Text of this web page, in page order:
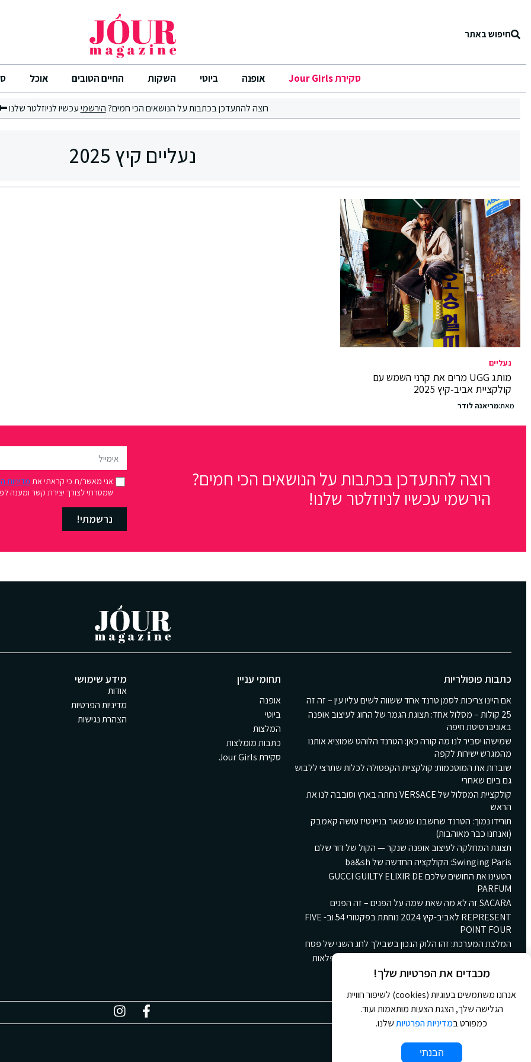
חיפוש באתר
סקירת Jour Girls אופנה ביוטי השקות החיים הטובים אוכל
רוצה להתעדכן בכתבות על הנושאים הכי חמים?הירשמיעכשיו לניוזלטר שלנו
נעליים קיץ 2025
נעליים
מותג UGG מרים את קרני השמש עם
קולקציית אביב-קיץ 2025
מאת:מריאנה לודר
רוצה להתעדכן בכתבות על הנושאים הכי חמים?
הירשמי עכשיו לניוזלטר שלנו!
אני מאשר/ת כי קראתי את מדיניות
שמסרתי לצורך יצירת קשר ומענה
נרשמתי!
כתבות פופולריות
אם היינו צריכות לסמן טרנד אחד ששווה לשים עליו עין – זה זה
25 קולות – מסלול אחד: תצוגת הגמר של החוג לעיצוב אופנה
באוניברסיטת חיפה
שמישהו יסביר לנו מה קורה כאן: הטרנד הלוהט שמוציא אותנו
מהמגרש ישירות לקפה
שוברות את המוסכמות: קולקציית הקפסולה לכלות שתרצי ללבוש
גם ביום שאחרי
קולקציית המסלול של VERSACE נחתה בארץ וסובבה לנו את
הראש
תורידו נמוך: הטרנד שחשבנו שנשאר בניינטיז עושה קאמבק
(ואנחנו כבר מאוהבות)
תצוגת המחלקה לעיצוב אופנה שנקר — הקול של דור שלם
Swinging Paris: הקולקציה החדשה של ba&sh
הטעינו את החושים שלכם GUCCI GUILTY ELIXIR DE
PARFUM
SACARA זה לא מה שאת שמה על הפנים – זה הפנים
REPRESENT לאביב-קיץ 2024 נוחתת בפקטורי 54 וב- FIVE
POINT FOUR
המלצת המערכת: זהו הלוק הנכון בשבילך לחג השני של פסח
קולקציית הקינוחים החורפית החדשה של גולדה: ארץ פלאות
חורפית ומתוקה
תחומי עניין
אופנה
ביוטי
המלצות
כתבות מומלצות
סקירת Jour Girls
מידע שימושי
אודות
מדיניות הפרטיות
הצהרת נגישות
מכבדים את הפרטיות שלך!
אנחנו משתמשים בעוגיות (cookies) לשיפור חוויית
הגלישה שלך, הצגת הצעות מותאמות ועוד.
כמפורט במדיניות הפרטיותשלנו.
הבנתי